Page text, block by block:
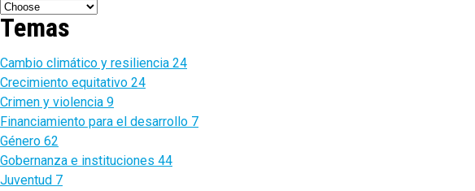
Temas
Cambio climático y resiliencia 24
Crecimiento equitativo 24
Crimen y violencia 9
Financiamiento para el desarrollo 7
Género 62
Gobernanza e instituciones 44
Juventud 7